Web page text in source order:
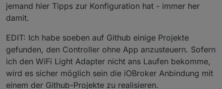
jemand hier Tipps zur Konfiguration hat - immer her
damit.
EDIT: Ich habe soeben auf Github einige Projekte
gefunden, den Controller ohne App anzusteuern. Sofern
ich den WiFi Light Adapter nicht ans Laufen bekomme,
wird es sicher möglich sein die iOBroker Anbindung mit
einem der Github-Projekte zu realisieren.